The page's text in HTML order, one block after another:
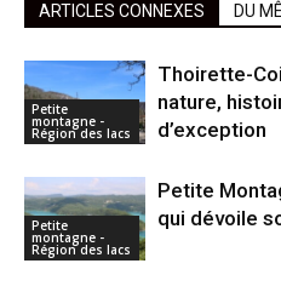
ARTICLES CONNEXES DU
Petite
montagne -
Région des lacs
Thoirette-
nature,
d’exception
Petite
montagne -
Région des lacs
Petite
qui dévoile